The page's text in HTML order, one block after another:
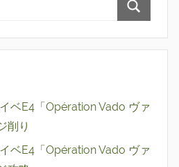
ベE4「Opération Vado ヴァ
削り
ベE4「Opération Vado ヴァ